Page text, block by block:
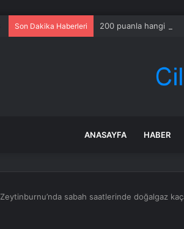
Son Dakika Haberleri 200 puanla hangi
ANASAYFA HABER
Zeytinburnu’nda sabah saatlerinde doğalgaz